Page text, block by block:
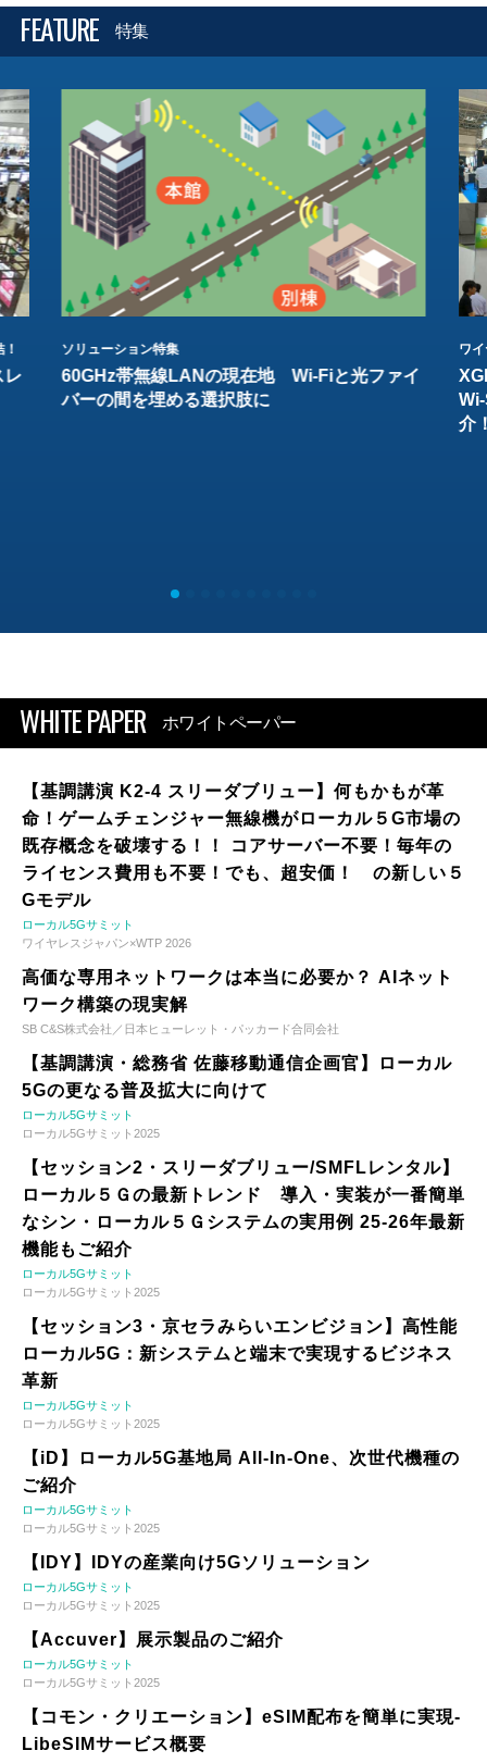
FEATURE 特集
レ
ソリューション特集
60GHz帯無線LANの現在地 Wi-Fiと光ファイ
バーの間を埋める選択肢に
ワ
介
WHITE PAPER ホワイトペーパー
【基調講演 K2-4 スリーダブリュー】何もかもが革
命！ゲームチェンジャー無線機がローカル５G市場の
既存概念を破壊する！！ コアサーバー不要！毎年の
ライセンス費用も不要！でも、超安価！ の新しい５
Gモデル
ローカル5Gサミット
ワイヤレスジャパン×WTP 2026
高価な専用ネットワークは本当に必要か？ AIネット
ワーク構築の現実解
SB C&S株式会社／日本ヒューレット・パッカード合同会社
【基調講演・総務省 佐藤移動通信企画官】ローカル
5Gの更なる普及拡大に向けて
ローカル5Gサミット
ローカル5Gサミット2025
【セッション2・スリーダブリュー/SMFLレンタル】
ローカル５Ｇの最新トレンド 導入・実装が一番簡単
なシン・ローカル５Ｇシステムの実用例 25-26年最新
機能もご紹介
ローカル5Gサミット
ローカル5Gサミット2025
【セッション3・京セラみらいエンビジョン】高性能
ローカル5G：新システムと端末で実現するビジネス
革新
ローカル5Gサミット
ローカル5Gサミット2025
【iD】ローカル5G基地局 All-In-One、次世代機種の
ご紹介
ローカル5Gサミット
ローカル5Gサミット2025
【IDY】IDYの産業向け5Gソリューション
ローカル5Gサミット
ローカル5Gサミット2025
【Accuver】展示製品のご紹介
ローカル5Gサミット
ローカル5Gサミット2025
【コモン・クリエーション】eSIM配布を簡単に実現-
LibeSIMサービス概要